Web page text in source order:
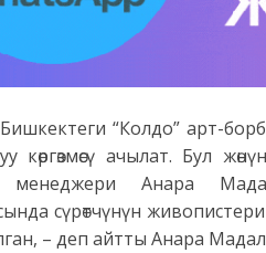
“Колдо” арт-
көргөзмөсү ачылат. Бул
менеджери Анара
сүрөтчүнүн
– деп айтты Анара